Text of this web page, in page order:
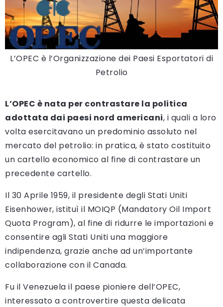
L’OPEC è l’Organizzazione dei Paesi Esportatori di
Petrolio
L’OPEC è nata per contrastare la politica
adottata dai paesi nord americani, i quali a loro
volta esercitavano un predominio assoluto nel
mercato del petrolio: in pratica, è stato costituito
un cartello economico al fine di contrastare un
precedente cartello.
Il 30 Aprile 1959, il presidente degli Stati Uniti
Eisenhower, istituì il MOIQP (Mandatory Oil Import
Quota Program), al fine di ridurre le importazioni e
consentire agli Stati Uniti una maggiore
indipendenza, grazie anche ad un’importante
collaborazione con il Canada.
Fu il Venezuela il paese pioniere dell’OPEC,
interessato a controvertire questa delicata